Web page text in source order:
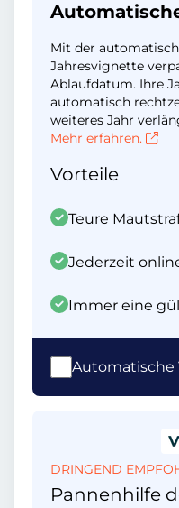
Mit der
Jahresvignette
Ablaufdatum. Ihre
automatisch
weiteres Jahr
Mehr erfahren.
Vorteile
Teure
Jederzeit
Immer eine
Automatische
DRINGEND
Pannenhilfe